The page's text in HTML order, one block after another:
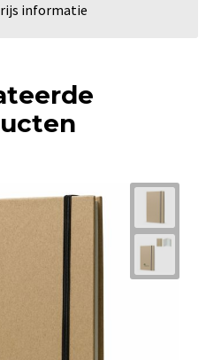
informatie